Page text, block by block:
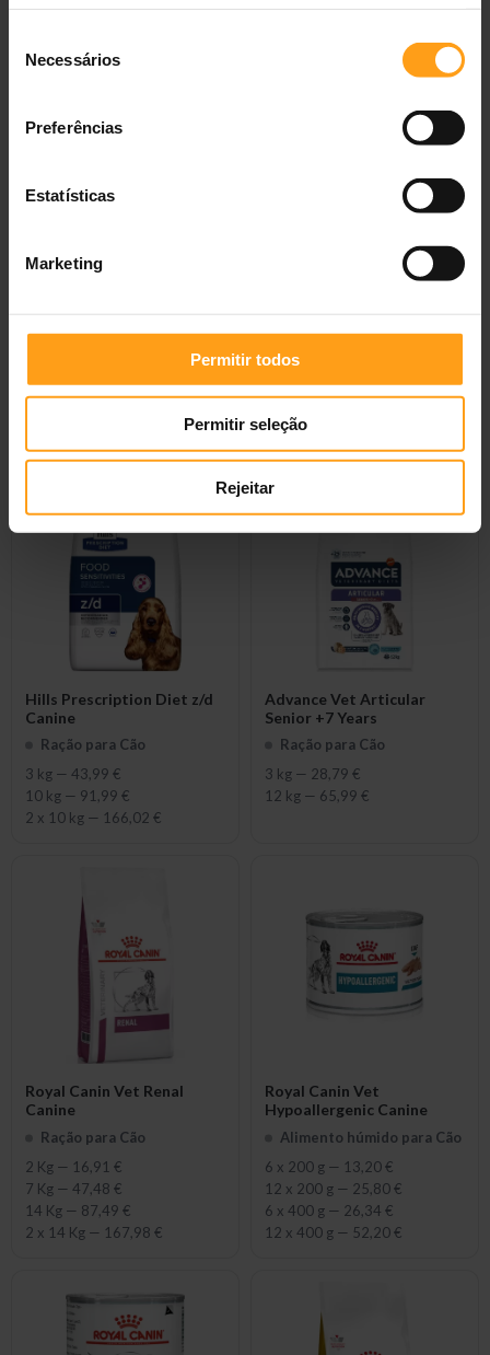
Necessários
Preferências
Estatísticas
Marketing
Permitir todos
Permitir seleção
Rejeitar
2 x 12 Kg—181,98 €
Ração para Cão
7 kg—56,89 €
12 kg—66,79 €
Ração para Cão
2 kg—
7,5 Kg—49,52 €
15 Kg—93,83 €
2 x 15 Kg
Hills Prescription Diet z/d
Canine
Ração para Cão
3 kg — 43,99 €
10 kg — 91,99 €
2 x 10 kg — 166,02 €
Advance Vet Articular
Senior +7 Years
Ração para Cão
3 kg — 28,79 €
12 kg — 65,99 €
Royal Canin Vet Renal
Canine
Ração para Cão
2 Kg — 16,91 €
7 Kg — 47,48 €
14 Kg — 87,49 €
2 x 14 Kg — 167,98 €
Royal Canin Vet
Hypoallergenic Canine
Alimento húmido para Cão
6 x 200 g — 13,20 €
12 x 200 g — 25,80 €
6 x 400 g — 26,34 €
12 x 400 g — 52,20 €